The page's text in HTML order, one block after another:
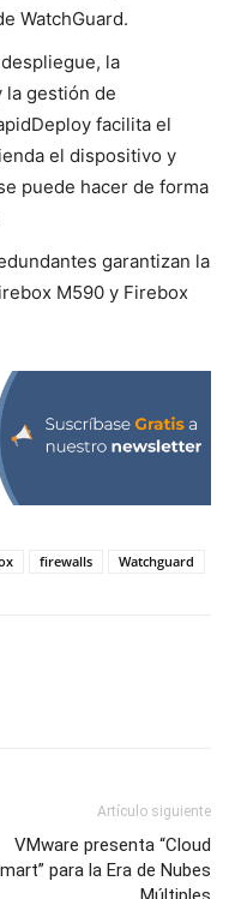
WatchGuard.
la
la gestión de
facilita el
el dispositivo y
puede hacer de forma
garantizan la
M590 y Firebox
firewalls Watchguard
Artículo siguiente
VMware presenta “Cloud
para la Era de Nubes